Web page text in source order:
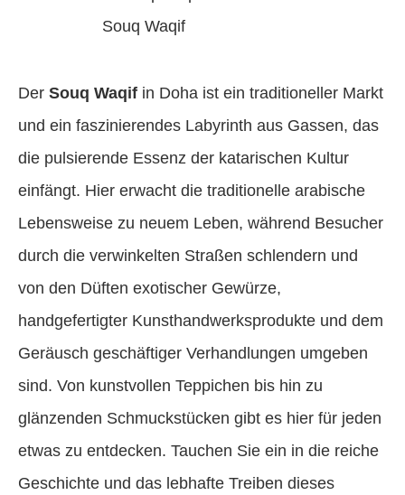
Souq Waqif
Der Souq Waqif in Doha ist ein traditioneller Markt
und ein faszinierendes Labyrinth aus Gassen, das
die pulsierende Essenz der katarischen Kultur
einfängt. Hier erwacht die traditionelle arabische
Lebensweise zu neuem Leben, während Besucher
durch die verwinkelten Straßen schlendern und
von den Düften exotischer Gewürze,
handgefertigter Kunsthandwerksprodukte und dem
Geräusch geschäftiger Verhandlungen umgeben
sind. Von kunstvollen Teppichen bis hin zu
glänzenden Schmuckstücken gibt es hier für jeden
etwas zu entdecken. Tauchen Sie ein in die reiche
Geschichte und das lebhafte Treiben dieses